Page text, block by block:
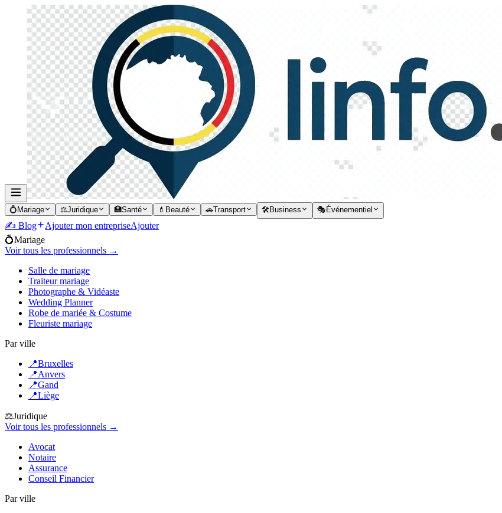
💍 Mariage ⚖️Juridique 🏥Santé 💄 Beauté 🚗Transport 🛠️Business 🎭 Événementiel
✍️ Blog Ajouter mon entrepriseAjouter
💍Mariage
Voir tous les professionnels →
Salle de mariage
Traiteur mariage
Photographe & Vidéaste
Wedding Planner
Robe de mariée & Costume
Fleuriste mariage
Par ville
📍Bruxelles
📍Anvers
📍Gand
📍Liège
⚖️Juridique
Voir tous les professionnels →
Avocat
Notaire
Assurance
Conseil Financier
Par ville